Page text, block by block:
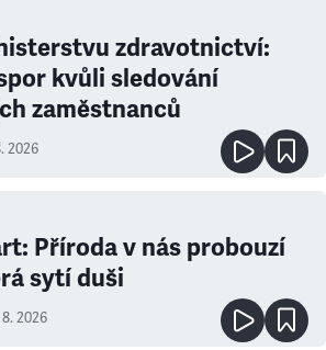
zdravotnictví:
kvůli sledování
zaměstnanců
2026
Příroda v nás probouzí
sytí duši
2026